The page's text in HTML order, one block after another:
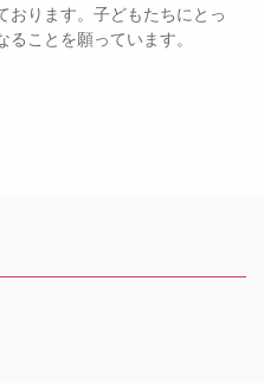
おります。子どもたちにとっ
ことを願っています。